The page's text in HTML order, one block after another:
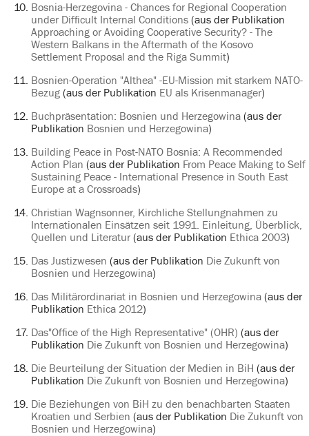
Bosnia-Herzegovina - Chances for Regional Cooperation
under Difficult Internal Conditions(aus der Publikation
Approaching or Avoiding Cooperative Security? - The
Western Balkans in the Aftermath of the Kosovo
Settlement Proposal and the Riga Summit)
Bosnien-Operation "Althea" -EU-Mission mit starkem NATO-
Bezug(aus der Publikation EU als Krisenmanager)
Buchpräsentation: Bosnien und Herzegowina(aus der
Publikation Bosnien und Herzegowina)
Building Peace in Post-NATO Bosnia: A Recommended
Action Plan (aus der Publikation From Peace Making to Self
Sustaining Peace - International Presence in South East
Europe at a Crossroads)
Christian Wagnsonner, Kirchliche Stellungnahmen zu
Internationalen Einsätzen seit 1991. Einleitung, Überblick,
Quellen und Literatur(aus der Publikation Ethica 2003)
Das Justizwesen (aus der Publikation Die Zukunft von
Bosnien und Herzegowina)
Das Militärordinariat in Bosnien und Herzegowina(aus der
Publikation Ethica 2012)
Das"Office of the High Representative" (OHR) (aus der
Publikation Die Zukunft von Bosnien und Herzegowina)
Die Beurteilung der Situation der Medien in BiH (aus der
Publikation Die Zukunft von Bosnien und Herzegowina)
Die Beziehungen von BiH zu den benachbarten Staaten
Kroatien und Serbien (aus der Publikation Die Zukunft von
Bosnien und Herzegowina)